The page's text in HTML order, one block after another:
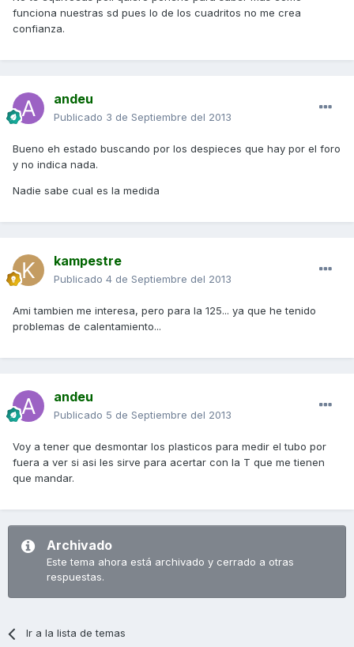
funciona nuestras sd pues lo de los cuadritos no me crea
confianza.
andeu
Publicado 3 de Septiembre del 2013
Bueno eh estado buscando por los despieces que hay por el foro
y no indica nada.
Nadie sabe cual es la medida
kampestre
Publicado 4 de Septiembre del 2013
Ami tambien me interesa, pero para la 125... ya que he tenido
problemas de calentamiento...
andeu
Publicado 5 de Septiembre del 2013
Voy a tener que desmontar los plasticos para medir el tubo por
fuera a ver si asi les sirve para acertar con la T que me tienen
que mandar.
Archivado
Este tema ahora está archivado y cerrado a otras
respuestas.
Ir a la lista de temas